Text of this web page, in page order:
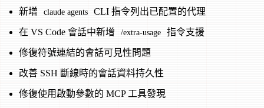
新增 claude agents CLI 指令列出已配置的代理
在 VS Code 會話中新增 /extra-usage 指令支援
修復符號連結的會話可見性問題
改善 SSH 斷線時的會話資料持久性
修復使用啟動參數的 MCP 工具發現